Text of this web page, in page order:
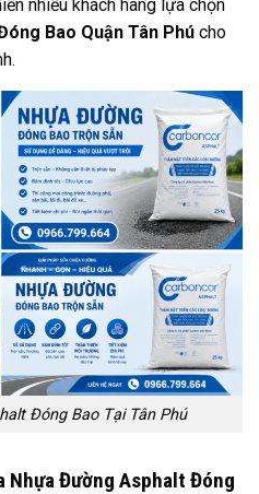
nhiều khách hàng lựa chọn
Bao Quận Tân Phú cho
Đóng Bao Tại Tân Phú
Nhựa Đường Asphalt Đóng